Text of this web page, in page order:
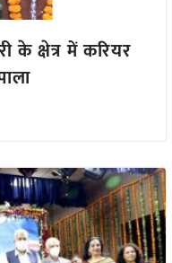
के क्षेत्र में करियर